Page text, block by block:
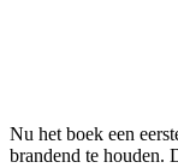
Nu het boek een
brandend te houden.